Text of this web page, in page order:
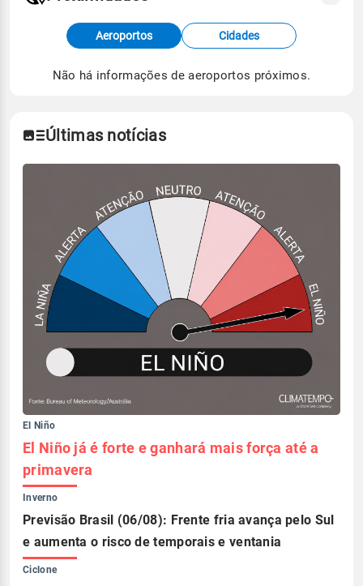
Fonte: dados combinados de estações
meteorológicas e satélite do Centro de Previsão
de Tempo e Estudos Climáticos (CPTEC).
Aeroportos Cidades
Não há informações de aeroportos próximos.
Últimas notícias
El Niño
El Niño já é forte e ganhará mais força até a
primavera
Inverno
Previsão Brasil (06/08): Frente fria avança pelo Sul
e aumenta o risco de temporais e ventania
Ciclone